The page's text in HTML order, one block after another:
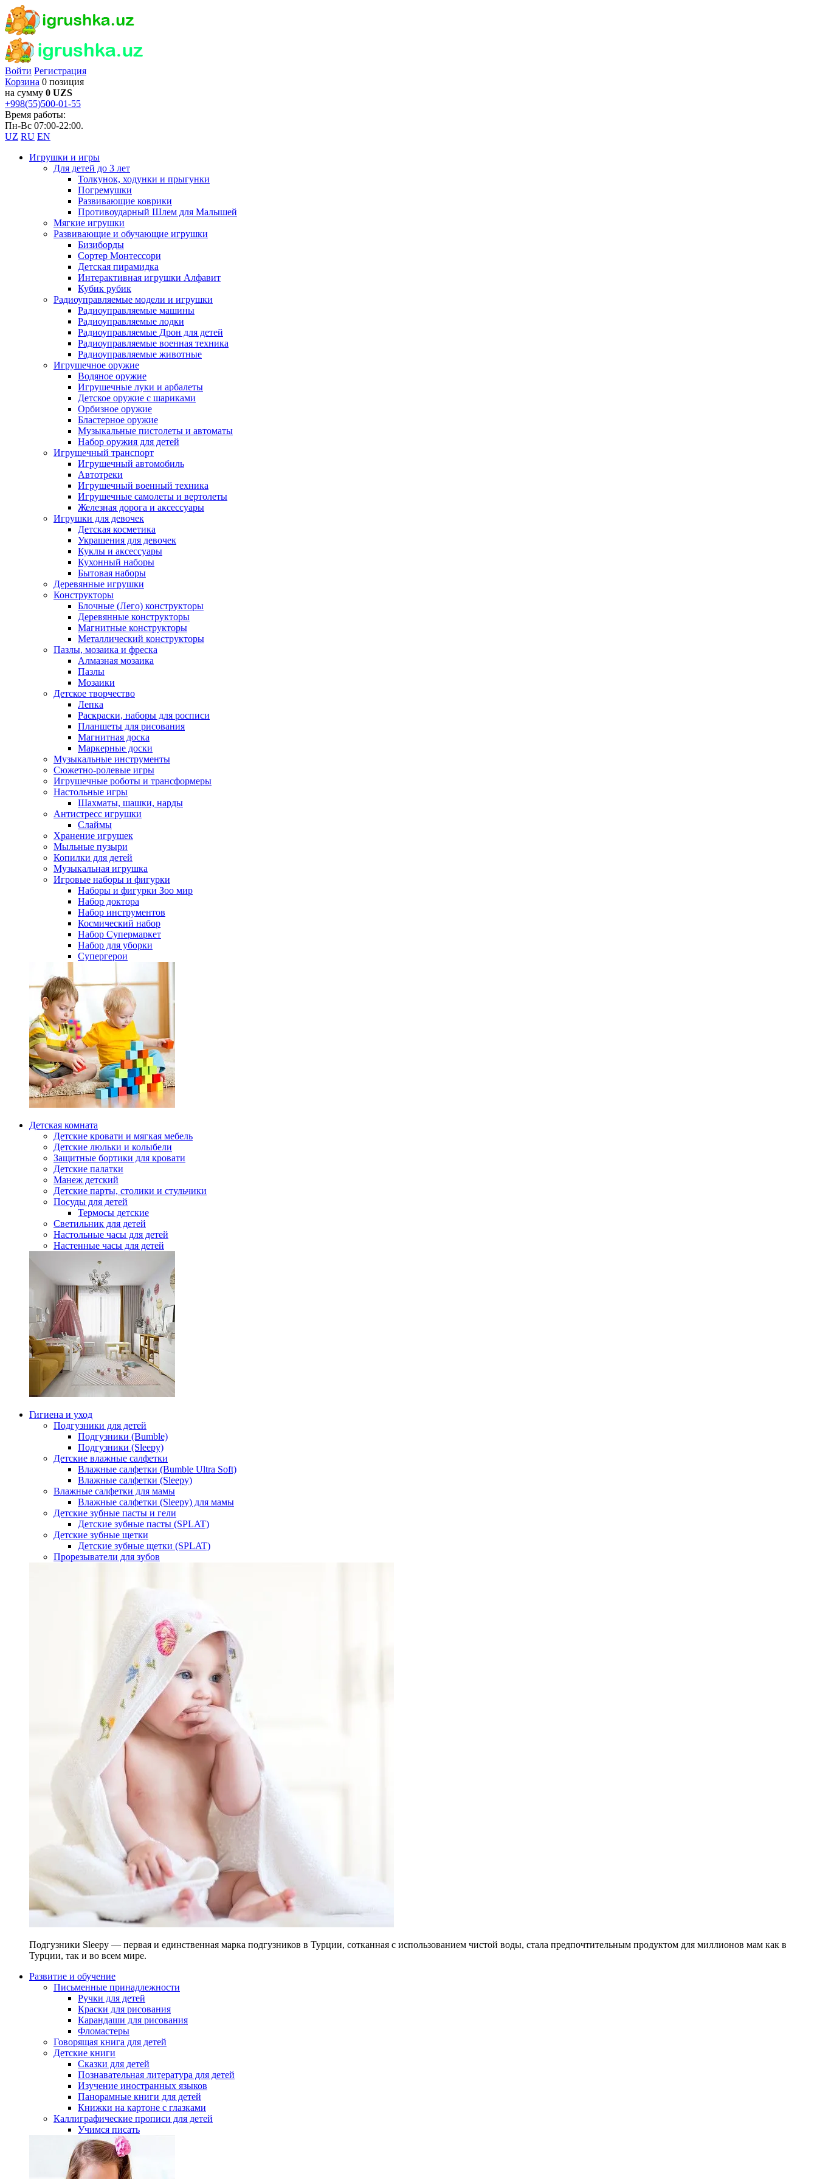
Войти Регистрация
Корзина 0 позиция
на сумму 0 UZS
+998(55)500-01-55
Время работы:
Пн-Вс 07:00-22:00.
UZ RU EN
Игрушки и игры
Для детей до 3 лет
Толкунок, ходунки и прыгунки
Погремушки
Развивающие коврики
Противоударный Шлем для Малышей
Мягкие игрушки
Развивающие и обучающие игрушки
Бизиборды
Сортер Монтессори
Детская пирамидка
Интерактивная игрушки Алфавит
Кубик рубик
Радиоуправляемые модели и игрушки
Радиоуправляемые машины
Радиоуправляемые лодки
Радиоуправляемые Дрон для детей
Радиоуправляемые военная техника
Радиоуправляемые животные
Игрушечное оружие
Водяное оружие
Игрушечные луки и арбалеты
Детское оружие с шариками
Орбизное оружие
Бластерное оружие
Музыкальные пистолеты и автоматы
Набор оружия для детей
Игрушечный транспорт
Игрушечный автомобиль
Aвтотреки
Игрушечный военный техника
Игрушечные самолеты и вертолеты
Железная дорога и аксессуары
Игрушки для девочек
Детская косметика
Украшения для девочек
Куклы и аксессуары
Кухонный наборы
Бытовая наборы
Деревянные игрушки
Конструкторы
Блочные (Лего) конструкторы
Деревянные конструкторы
Магнитные конструкторы
Металлический конструкторы
Пазлы, мозаика и фреска
Алмазная мозаика
Пазлы
Мозаики
Детское творчество
Лепка
Раскраски, наборы для росписи
Планшеты для рисования
Магнитная доска
Маркерные доски
Музыкальные инструменты
Сюжетно-ролевые игры
Игрушечные роботы и трансформеры
Настольные игры
Шахматы, шашки, нарды
Антистресс игрушки
Слаймы
Хранение игрушек
Мыльные пузыри
Копилки для детей
Музыкальная игрушка
Игровые наборы и фигурки
Наборы и фигурки Зоо мир
Набор доктора
Набор инструментов
Космический набор
Hабор Супермаркет
Набор для уборки
Супергерои
Детская комната
Детские кровати и мягкая мебель
Детские люльки и колыбели
Защитные бортики для кровати
Детские палатки
Манеж детский
Детские парты, столики и стульчики
Посуды для детей
Термосы детские
Светильник для детей
Настольные часы для детей
Настенные часы для детей
Гигиена и уход
Подгузники для детей
Подгузники (Bumble)
Подгузники (Sleepy)
Детские влажные салфетки
Влажные салфетки (Bumble Ultra Soft)
Влажные салфетки (Sleepy)
Влажные салфетки для мамы
Влажные салфетки (Sleepy) для мамы
Детские зубные пасты и гели
Детские зубные пасты (SPLAT)
Детские зубные щетки
Детские зубные щетки (SPLAT)
Прорезыватели для зубов
Подгузники Sleepy — первая и единственная марка подгузников в Турции, сотканная с использованием чистой воды, стала предпочтительным продуктом для миллионов мам как в
Турции, так и во всем мире.
Развитие и обучение
Письменные принадлежности
Ручки для детей
Краски для рисования
Карандаши для рисования
Фломастеры
Говорящая книга для детей
Детские книги
Сказки для детей
Познавательная литература для детей
Изучение иностранных языков
Панорамные книги для детей
Книжки на картоне с глазками
Каллиграфические прописи для детей
Учимся писать